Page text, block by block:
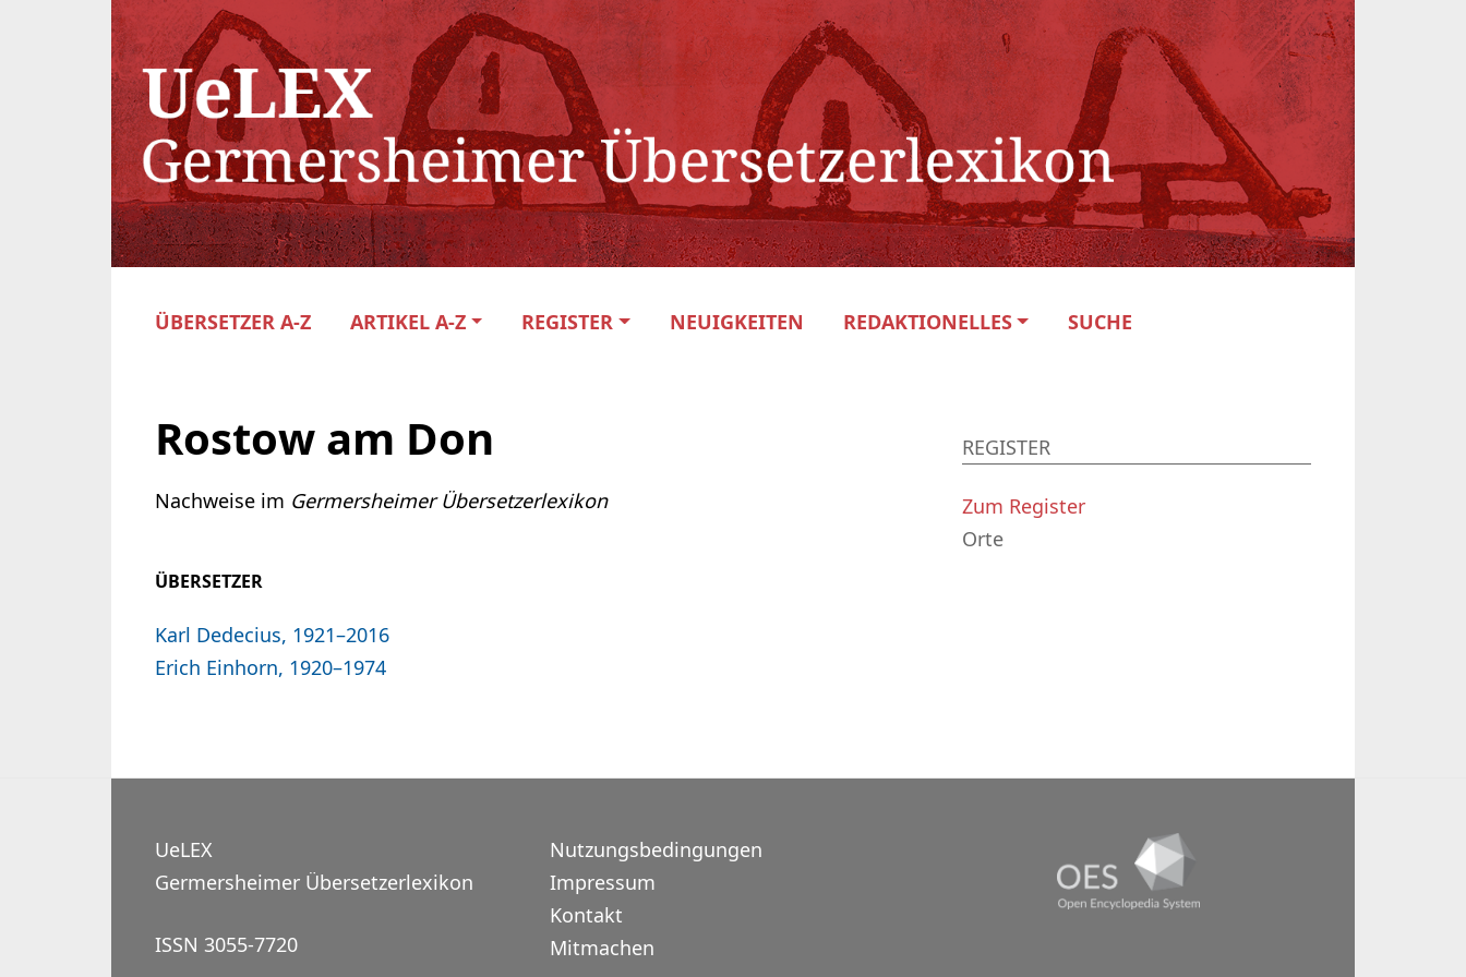
ÜBERSETZER A-Z ARTIKEL A-Z REGISTER NEUIGKEITEN REDAKTIONELLES SUCHE
Rostow am Don
Nachweise im Germersheimer Übersetzerlexikon
ÜBERSETZER
Karl Dedecius, 1921–2016
Erich Einhorn, 1920–1974
REGISTER
Zum Register
Orte
UeLEX
Germersheimer Übersetzerlexikon
ISSN 3055-7720
Nutzungsbedingungen
Impressum
Kontakt
Mitmachen